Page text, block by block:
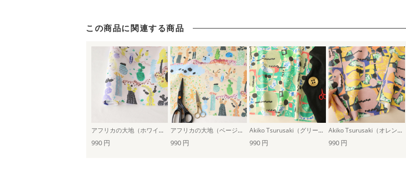
この商品に関連する商品
アフリカの大地（ホワイト×パープル） アフリカの大地（ベージュ） Akiko Tsurusaki（グリーン） Akiko Tsurusaki（オレンジ）
990 円 990 円 990 円 990 円